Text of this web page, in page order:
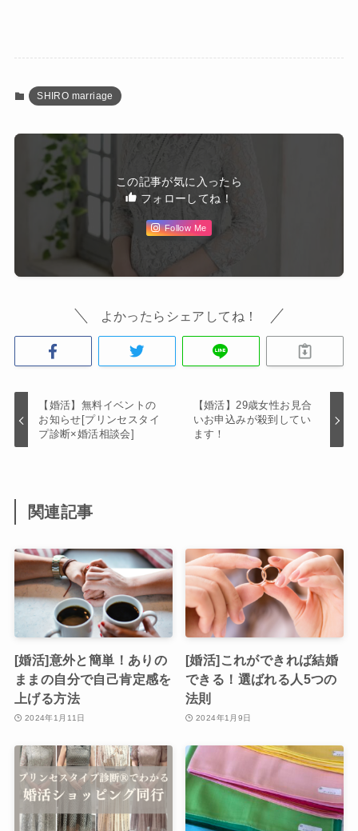
SHIRO marriage
この記事が気に入ったら
フォローしてね！
Follow Me
よかったらシェアしてね！
【婚活】無料イベントの
お知らせ[プリンセスタイ
プ診断×婚活相談会]
【婚活】29歳女性お見合
いお申込みが殺到してい
ます！
関連記事
[婚活]意外と簡単！ありの
ままの自分で自己肯定感を
上げる方法
2024年1月11日
[婚活]これができれば結婚
できる！選ばれる人5つの
法則
2024年1月9日